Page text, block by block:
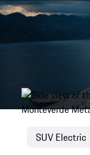
SUV Electric